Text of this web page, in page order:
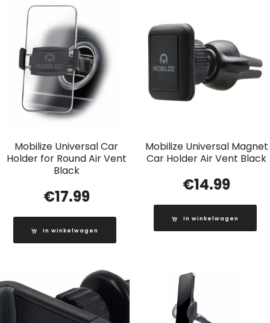
Mobilize Universal Car
Holder for Round Air Vent
Black
€17.99
In winkelwagen
Mobilize Universal Magnet
Car Holder Air Vent Black
€14.99
In winkelwagen